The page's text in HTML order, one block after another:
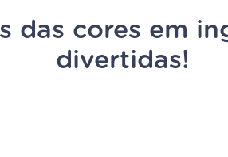
das cores em
divertidas!